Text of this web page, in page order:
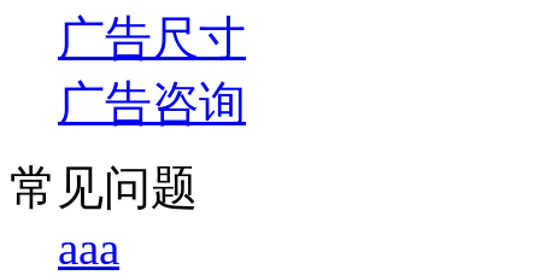
广告尺寸
广告咨询
常见问题
aaa